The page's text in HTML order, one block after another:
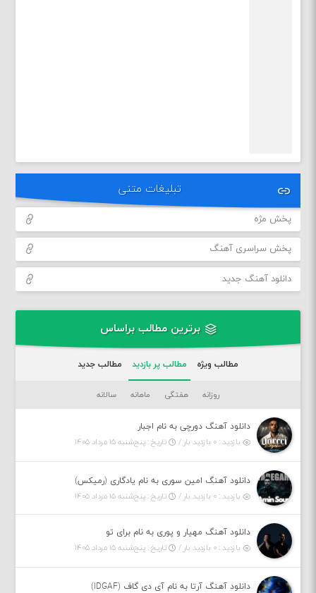
تبلیغات متنی
پخش مژه
پخش سراسری آهنگ
دانلود آهنگ جدید
برترین مطالب براساس
مطالب ویژه مطالب پر بازدید مطالب جدید
روزانه هفتگی ماهانه سالانه
دانلود آهنگ دورچی به نام اجبار
بازدید : ۰ بازدید بار /
تاریخ : پنج‌شنبه ۱۵ مرداد ۱۴۰۵
دانلود آهنگ امین سوری به نام یادگاری (رمیکس)
بازدید : ۰ بازدید بار /
تاریخ : پنج‌شنبه ۱۵ مرداد ۱۴۰۵
دانلود آهنگ مهیار و پوری به نام برای تو
بازدید : ۰ بازدید بار /
تاریخ : پنج‌شنبه ۱۵ مرداد ۱۴۰۵
دانلود آهنگ آرتا به نام آی دی گاف (IDGAF)